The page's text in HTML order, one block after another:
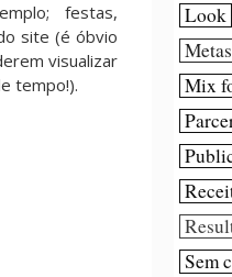
festas,
site (é óbvio
visualizar
tempo!).
Look
Mix
Sem